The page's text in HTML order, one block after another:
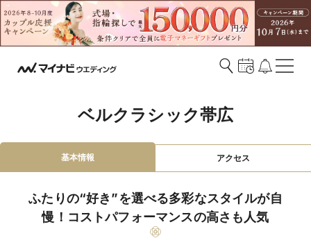
ベルクラシック帯広
基本情報 アクセス
ふたりの“好き”を選べる多彩なスタイルが自
慢！コストパフォーマンスの高さも人気